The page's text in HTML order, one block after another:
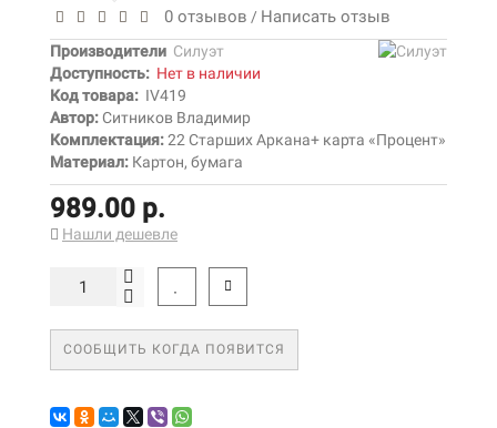
0 отзывов / Написать отзыв
Производители Силуэт
Доступность: Нет в наличии
Код товара: IV419
Автор:Ситников Владимир
Комплектация:22 Старших Аркана+ карта «Процент»
Материал: Картон, бумага
989.00 р.
Нашли дешевле
СООБЩИТЬ КОГДА ПОЯВИТСЯ